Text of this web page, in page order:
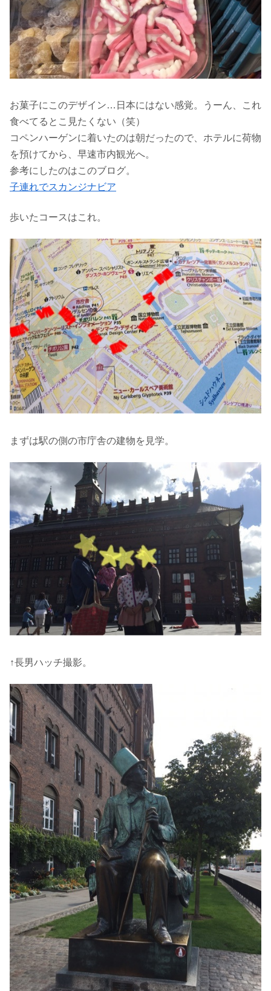
お菓子にこのデザイン…日本にはない感覚。うーん、これ
食べてるとこ見たくない（笑）
コペンハーゲンに着いたのは朝だったので、ホテルに荷物
を預けてから、早速市内観光へ。
参考にしたのはこのブログ。
子連れでスカンジナビア
歩いたコースはこれ。
まずは駅の側の市庁舎の建物を見学。
↑長男ハッチ撮影。